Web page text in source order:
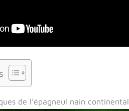
de l’épagneul nain continental